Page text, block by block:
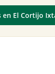
El Cortijo